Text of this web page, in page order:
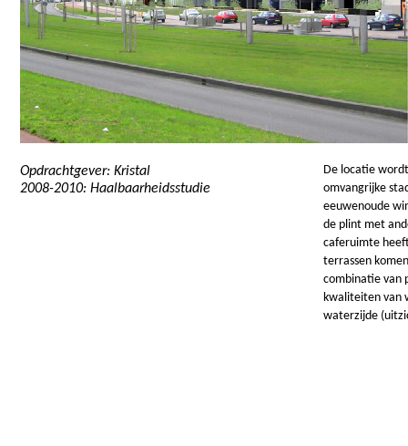
De locatie
omvangrijke
eeuwenoude
de plint met
caferuimte
terrassen
combinatie van
kwaliteiten van
waterzijde
Opdrachtgever: Kristal
2008-2010: Haalbaarheidsstudie